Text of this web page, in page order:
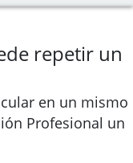
repetir un
en un mismo
Profesional un